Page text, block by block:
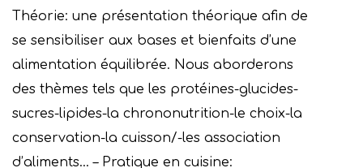
Théorie: une présentation théorique afin de
se sensibiliser aux bases et bienfaits d’une
alimentation équilibrée. Nous aborderons
des thèmes tels que les protéines-glucides-
sucres-lipides-la chrononutrition-le choix-la
conservation-la cuisson/-les association
d’aliments… – Pratique en cuisine: